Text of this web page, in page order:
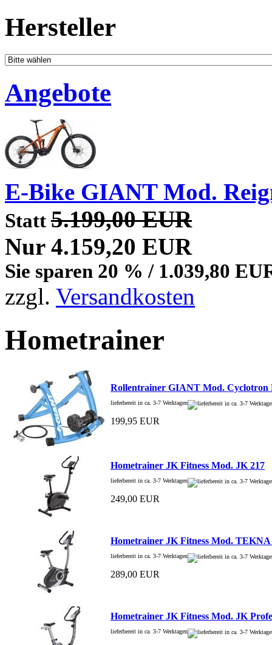
Hersteller
Angebote
E-Bike GIANT Mod.
Statt 5.199,00 EUR
Nur 4.159,20 EUR
Sie sparen 20 % / 1.039,80
zzgl. Versandkosten
Hometrainer
Rollentrainer GIANT Mod. Cyclotron
lieferbereit in ca. 3-7 Werktagen
199,95 EUR
Hometrainer JK Fitness Mod. JK 217
lieferbereit in ca. 3-7 Werktagen
249,00 EUR
Hometrainer JK Fitness Mod. TEKNA
lieferbereit in ca. 3-7 Werktagen
289,00 EUR
Hometrainer JK Fitness Mod. JK
lieferbereit in ca. 3-7 Werktagen